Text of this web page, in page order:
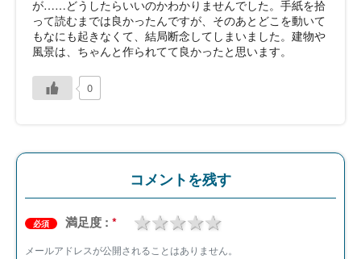
が……どうしたらいいのかわかりませんでした。手紙を拾
って読むまでは良かったんですが、そのあとどこを動いて
もなにも起きなくて、結局断念してしまいました。建物や
風景は、ちゃんと作られてて良かったと思います。
0
コメントを残す
必須 満足度 : * 4 stars
3 stars
2 stars
1 star
メールアドレスが公開されることはありません。